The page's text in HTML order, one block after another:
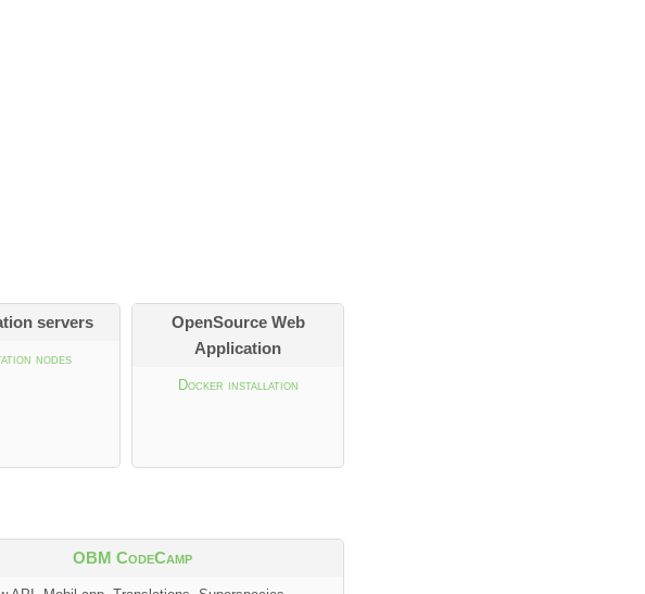
servers
nodes
OpenSource Web
Application
Docker installation
OBM CodeCamp